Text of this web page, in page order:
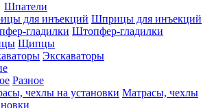
Шпатели
Шприцы для инъекций
Штопфер-гладилки
Щипцы
Экскаваторы
Разное
Матрасы, чехлы